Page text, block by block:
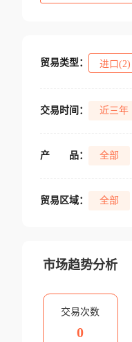
贸易类型： 进口(2)
交易时间： 近三年
产 品： 全部
贸易区域： 全部
市场趋势分析
交易次数
0